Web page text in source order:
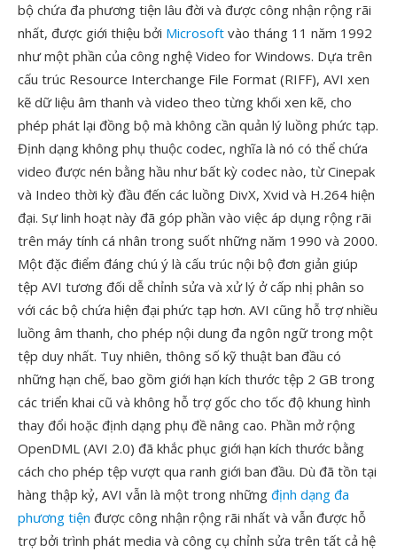
bộ chứa đa phương tiện lâu đời và được công nhận rộng rãi
nhất, được giới thiệu bởi Microsoft vào tháng 11 năm 1992
như một phần của công nghệ Video for Windows. Dựa trên
cấu trúc Resource Interchange File Format (RIFF), AVI xen
kẽ dữ liệu âm thanh và video theo từng khối xen kẽ, cho
phép phát lại đồng bộ mà không cần quản lý luồng phức tạp.
Định dạng không phụ thuộc codec, nghĩa là nó có thể chứa
video được nén bằng hầu như bất kỳ codec nào, từ Cinepak
và Indeo thời kỳ đầu đến các luồng DivX, Xvid và H.264 hiện
đại. Sự linh hoạt này đã góp phần vào việc áp dụng rộng rãi
trên máy tính cá nhân trong suốt những năm 1990 và 2000.
Một đặc điểm đáng chú ý là cấu trúc nội bộ đơn giản giúp
tệp AVI tương đối dễ chỉnh sửa và xử lý ở cấp nhị phân so
với các bộ chứa hiện đại phức tạp hơn. AVI cũng hỗ trợ nhiều
luồng âm thanh, cho phép nội dung đa ngôn ngữ trong một
tệp duy nhất. Tuy nhiên, thông số kỹ thuật ban đầu có
những hạn chế, bao gồm giới hạn kích thước tệp 2 GB trong
các triển khai cũ và không hỗ trợ gốc cho tốc độ khung hình
thay đổi hoặc định dạng phụ đề nâng cao. Phần mở rộng
OpenDML (AVI 2.0) đã khắc phục giới hạn kích thước bằng
cách cho phép tệp vượt qua ranh giới ban đầu. Dù đã tồn tại
hàng thập kỷ, AVI vẫn là một trong những định dạng đa
phương tiện được công nhận rộng rãi nhất và vẫn được hỗ
trợ bởi trình phát media và công cụ chỉnh sửa trên tất cả hệ